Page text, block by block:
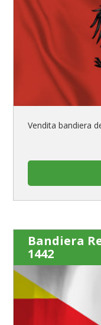
Vendita bandiera
Bandiera
1442